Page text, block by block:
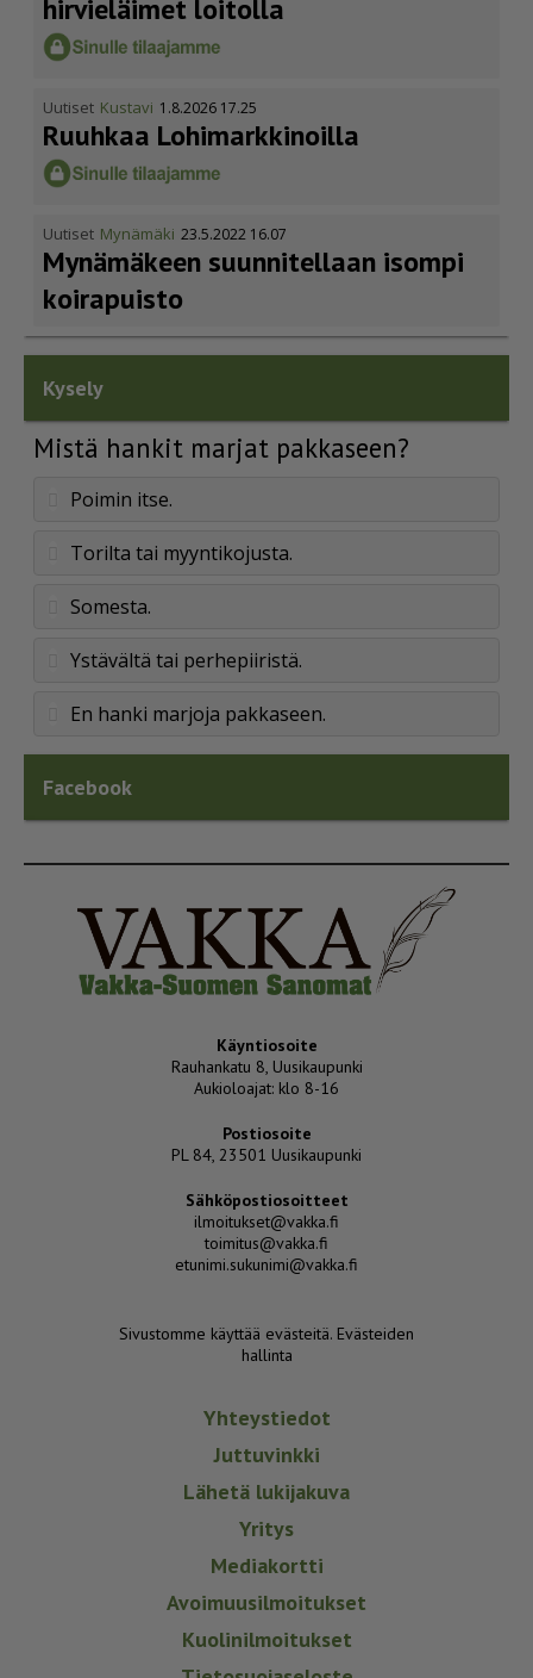
hirvieläimet loitolla
Uutiset Kustavi 1.8.2026 17.25
Ruuhkaa Lohimark­ki­noilla
Uutiset Mynämäki 23.5.2022 16.07
Mynämäkeen suunnitellaan isompi
koirapuisto
Kysely
Mistä hankit marjat pakkaseen?
Poimin itse.
Torilta tai myyntikojusta.
Somesta.
Ystävältä tai perhepiiristä.
En hanki marjoja pakkaseen.
Facebook
Käyntiosoite
Rauhankatu 8, Uusikaupunki
Aukioloajat: klo 8-16
Postiosoite
PL 84, 23501 Uusikaupunki
Sähköpostiosoitteet
ilmoitukset@vakka.fi
toimitus@vakka.fi
etunimi.sukunimi@vakka.fi
Sivustomme käyttää evästeitä. Evästeiden
hallinta
Yhteystiedot
Juttuvinkki
Lähetä lukijakuva
Yritys
Mediakortti
Avoimuusilmoitukset
Kuolinilmoitukset